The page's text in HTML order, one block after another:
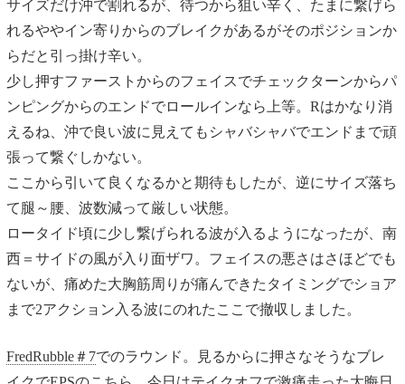
サイズだけ沖で割れるが、待つから狙い辛く、たまに繋げら
れるややイン寄りからのブレイクがあるがそのポジションか
らだと引っ掛け辛い。
少し押すファーストからのフェイスでチェックターンからパ
ンピングからのエンドでロールインなら上等。Rはかなり消
えるね、沖で良い波に見えてもシャバシャバでエンドまで頑
張って繋ぐしかない。
ここから引いて良くなるかと期待もしたが、逆にサイズ落ち
て腿～腰、波数減って厳しい状態。
ロータイド頃に少し繋げられる波が入るようになったが、南
西＝サイドの風が入り面ザワ。フェイスの悪さはさほどでも
ないが、痛めた大胸筋周りが痛んできたタイミングでショア
まで2アクション入る波にのれたここで撤収しました。
FredRubble＃7でのラウンド。見るからに押さなそうなブレ